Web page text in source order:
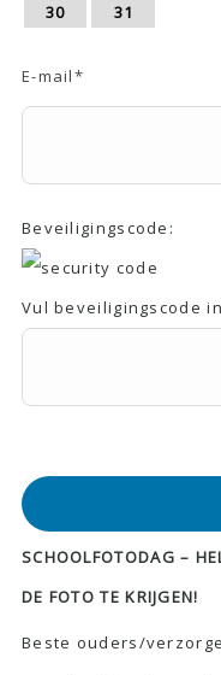
30
31
E-mail*
Beveiligingscode:
Vul beveiligingscode
SCHOOLFOTODAG –
DE FOTO TE KRIJGEN!
Beste ouders/